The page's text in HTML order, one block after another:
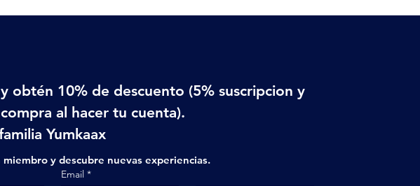
obtén 10% de descuento (5% suscripcion y
al hacer tu cuenta).
Yumkaax
y descubre nuevas experiencias.
Email *